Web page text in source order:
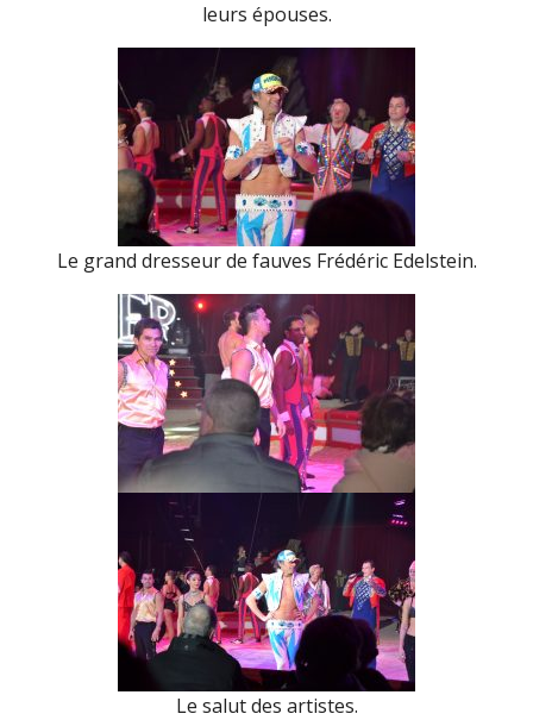
leurs épouses.
Le grand dresseur de fauves Frédéric Edelstein.
Le salut des artistes.